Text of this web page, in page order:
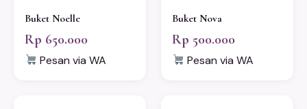
Buket Noelle
Rp 650.000
Pesan via WA
Buket Nova
Rp 500.000
Pesan via WA